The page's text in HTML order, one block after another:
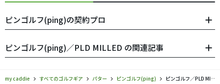
ピンゴルフ(ping)の契約プロ
ピンゴルフ(ping)／PLD MILLED の関連記事
my caddie すべてのゴルフギア パター ピンゴルフ(ping)
ピンゴルフ／PLD MILLED ／パターの口コミ評価